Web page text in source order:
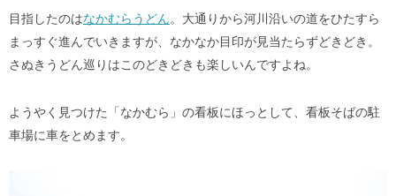
目指したのはなかむらうどん。大通りから河川沿いの道をひたすら
まっすぐ進んでいきますが、なかなか目印が見当たらずどきどき。
さぬきうどん巡りはこのどきどきも楽しいんですよね。
ようやく見つけた「なかむら」の看板にほっとして、看板そばの駐
車場に車をとめます。